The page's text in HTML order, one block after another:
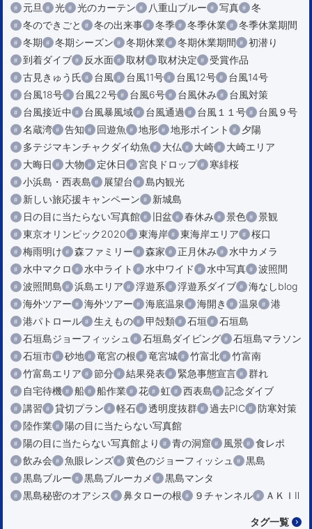
元旦
光 光のカーテン 八重山ブルー 写真
冬
冬のできごと
冬の出来事 冬季 冬季休業
冬季休業期間
冬期
冬期シーズン 冬期休業 冬期休業期間
初潜り
到着ダイブ
反水面 取材 取材決定
受賞作品
古見きゅう氏
台風 台風11号 台風12号
台風14号
台風18号
台風22号 台風6号 台風休み
台風対策
台風接近中
台風暴風域 台風通過 台風１１号
台風９号
名蔵湾
告知 回遊魚 地形 地形ポイント
夕陽
多テジマキンチャクダイ幼魚
大仏 大崎
大崎エリア
大晦日
大物 定休日 宮良ドロップ
寒緋桜
小浜島・西表島
展望台
島内観光
新しい旅応援キャンペーン
新城島
日の目に当たらない写真館
旧盆 春休み 景色
景観
東京オリンピック2020
東海岸 東海岸エリア
桜口
梅雨明け
森ファミリー 森家 正月休み
水中カメラ
水中マクロ
水中ライト 水中ワイド 水中写真
波照間
波照間島
浜島エリア 浮遊系 浮遊系ダイブ
海なしblog
海外ツアー
海外ツアー 海底温泉 海開き 温泉
港
港パトロール
生えもの 甲殻類 石垣
石垣島
石垣島ジョーフィッシュ
石垣島ダイビング
石垣島マラソン
石垣市
砂地 竜宮の根 竜宮城 竹富北
竹富南
竹富島エリア
節分 結果発表 緊急事態宣言
群れ
自宅待機
船 船作業 花 虹 西表島
記念ダイブ
講習
貸切プラン 軽石 透明度抜群 過去PIC
防寒対策
陸作業
陽の目に当たらない写真館
陽の目に当たらない写真館より
青の洞窟 風景
食レポ
飲み会
魚眼レンズ 黄色のジョーフィッシュ
黒島
黒島ブルー
黒島ブルーカメ
黒島マンタ
黒島秘密のオアシス
鼻タローの根 ９チャンネル ＡＫＩⅡ
タグ一覧